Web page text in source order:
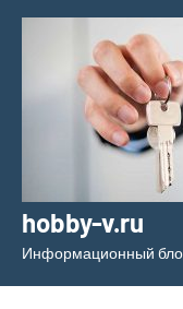
Перейти
содержимому
hobby-v.ru
Информационный